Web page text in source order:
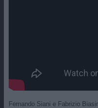
Fernando Siani e Fabrizio